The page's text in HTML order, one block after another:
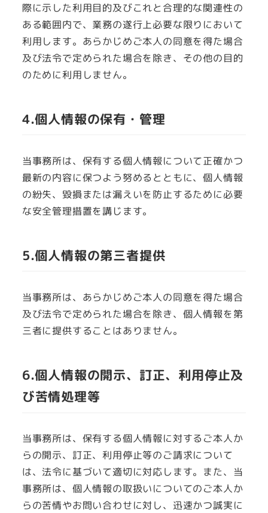
際に示した利用目的及びこれと合理的な関連性の
ある範囲内で、業務の遂行上必要な限りにおいて
利用します。あらかじめご本人の同意を得た場合
及び法令で定められた場合を除き、その他の目的
のために利用しません。
4.個人情報の保有・管理
当事務所は、保有する個人情報について正確かつ
最新の内容に保つよう努めるとともに、個人情報
の紛失、毀損または漏えいを防止するために必要
な安全管理措置を講じます。
5.個人情報の第三者提供
当事務所は、あらかじめご本人の同意を得た場合
及び法令で定められた場合を除き、個人情報を第
三者に提供することはありません。
6.個人情報の開示、訂正、利用停止及
び苦情処理等
当事務所は、保有する個人情報に対するご本人か
らの開示、訂正、利用停止等のご請求について
は、法令に基づいて適切に対応します。また、当
事務所は、個人情報の取扱いについてのご本人か
らの苦情やお問い合わせに対し、迅速かつ誠実に